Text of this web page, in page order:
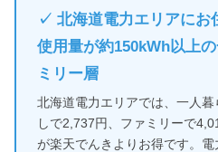
✓ 北海道電力エリアにお
使用量が約150kWh以上
ミリー層
北海道電力エリアでは、一人
しで2,737円、ファミリーで
が楽天でんきよりお得です。電